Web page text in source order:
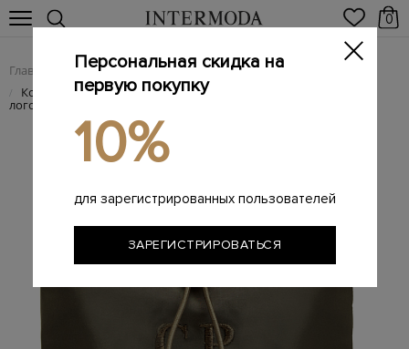
0
Главная Мужчинам / Мужские сумки из натуральной кожи
/ Компактная сумка из нейлона Chrome-R с вышитым
логотипом
Персональная скидка на
первую покупку
10%
для зарегистрированных пользователей
ЗАРЕГИСТРИРОВАТЬСЯ